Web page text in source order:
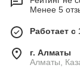
Менее 5
Работает с
г. Алматы
Алматы,